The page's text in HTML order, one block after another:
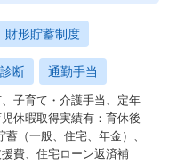
財形貯蓄制度
断 通勤手当
子育て・介護手当、定年
休暇取得実績有：育休後
（一般、住宅、年金）、
費、住宅ローン返済補